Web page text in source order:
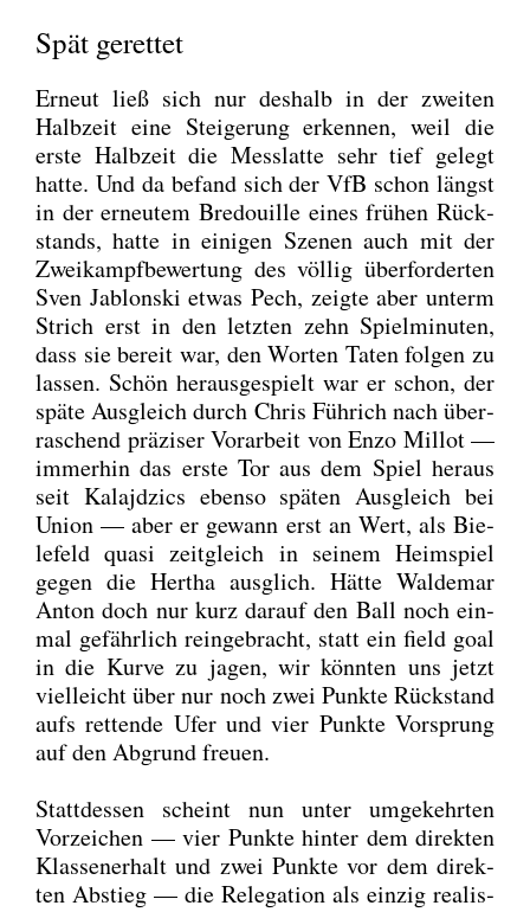
Spät gerettet
Erneut ließ sich nur des­halb in der zwei­ten
Halb­zeit eine Stei­ge­rung erken­nen, weil die
ers­te Halb­zeit die Mess­lat­te sehr tief gelegt
hat­te. Und da befand sich der VfB schon längst
in der erneu­tem Bre­douil­le eines frü­hen Rück­
stands, hat­te in eini­gen Sze­nen auch mit der
Zwei­kampf­be­wer­tung des völ­lig über­for­der­ten
Sven Jablon­ski etwas Pech, zeig­te aber unterm
Strich erst in den letz­ten zehn Spiel­mi­nu­ten,
dass sie bereit war, den Wor­ten Taten fol­gen zu
las­sen. Schön her­aus­ge­spielt war er schon, der
spä­te Aus­gleich durch Chris Füh­rich nach über­
ra­schend prä­zi­ser Vor­ar­beit von Enzo Mil­lot —
immer­hin das ers­te Tor aus dem Spiel her­aus
seit Kalajd­zics eben­so spä­ten Aus­gleich bei
Uni­on — aber er gewann erst an Wert, als Bie­
le­feld qua­si zeit­gleich in sei­nem Heim­spiel
gegen die Her­tha aus­glich. Hät­te Wal­de­mar
Anton doch nur kurz dar­auf den Ball noch ein­
mal gefähr­lich rein­ge­bracht, statt ein field goal
in die Kur­ve zu jagen, wir könn­ten uns jetzt
viel­leicht über nur noch zwei Punk­te Rück­stand
aufs ret­ten­de Ufer und vier Punk­te Vor­sprung
auf den Abgrund freu­en.
Statt­des­sen scheint nun unter umge­kehr­ten
Vor­zei­chen — vier Punk­te hin­ter dem direk­ten
Klas­sen­er­halt und zwei Punk­te vor dem direk­
ten Abstieg — die Rele­ga­ti­on als ein­zig rea­lis­